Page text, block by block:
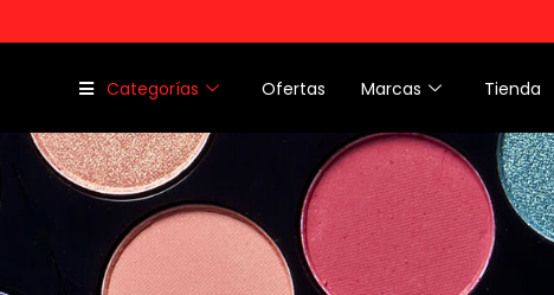
Categorías Ofertas Marcas Tienda